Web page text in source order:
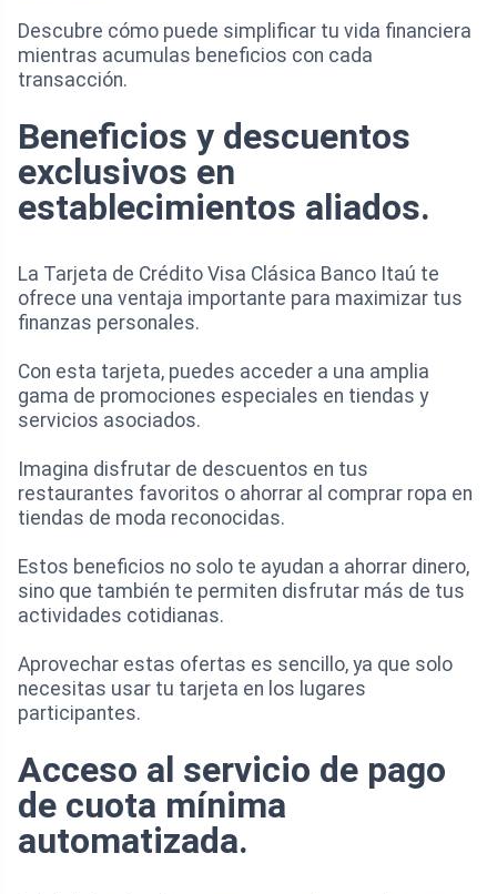
Descubre cómo puede simplificar tu vida financiera
mientras acumulas beneficios con cada
transacción.
Beneficios y descuentos
exclusivos en
establecimientos aliados.
La Tarjeta de Crédito Visa Clásica Banco Itaú te
ofrece una ventaja importante para maximizar tus
finanzas personales.
Con esta tarjeta, puedes acceder a una amplia
gama de promociones especiales en tiendas y
servicios asociados.
Imagina disfrutar de descuentos en tus
restaurantes favoritos o ahorrar al comprar ropa en
tiendas de moda reconocidas.
Estos beneficios no solo te ayudan a ahorrar dinero,
sino que también te permiten disfrutar más de tus
actividades cotidianas.
Aprovechar estas ofertas es sencillo, ya que solo
necesitas usar tu tarjeta en los lugares
participantes.
Acceso al servicio de pago
de cuota mínima
automatizada.